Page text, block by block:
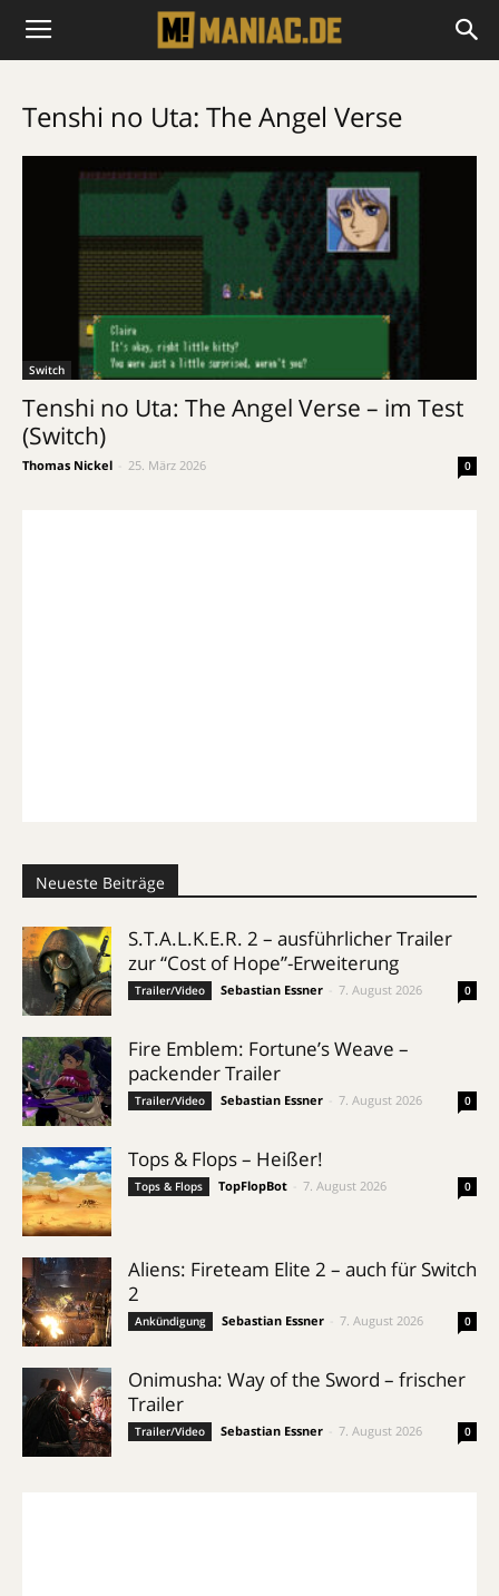
Tenshi no Uta: The Angel Verse
Switch
Tenshi no Uta: The Angel Verse – im Test
(Switch)
Thomas Nickel 25. März 2026 0
Neueste Beiträge
S.T.A.L.K.E.R. 2 – ausführlicher Trailer
zur “Cost of Hope”-Erweiterung
Trailer/Video Sebastian Essner 7. August 2026 0
Fire Emblem: Fortune’s Weave –
packender Trailer
Trailer/Video Sebastian Essner 7. August 2026 0
Tops & Flops – Heißer!
Tops & Flops TopFlopBot 7. August 2026 0
Aliens: Fireteam Elite 2 – auch für Switch
2
Ankündigung Sebastian Essner 7. August 2026 0
Onimusha: Way of the Sword – frischer
Trailer
Trailer/Video Sebastian Essner 7. August 2026 0